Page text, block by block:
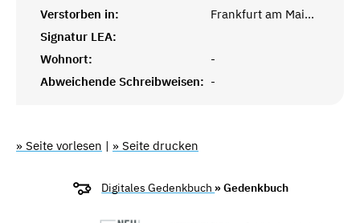
Verstorben in:
Frankfurt am Main, Hessen
Signatur LEA:
Wohnort:
-
Abweichende Schreibweisen: -
» Seite vorlesen | » Seite drucken
Digitales Gedenkbuch » Gedenkbuch